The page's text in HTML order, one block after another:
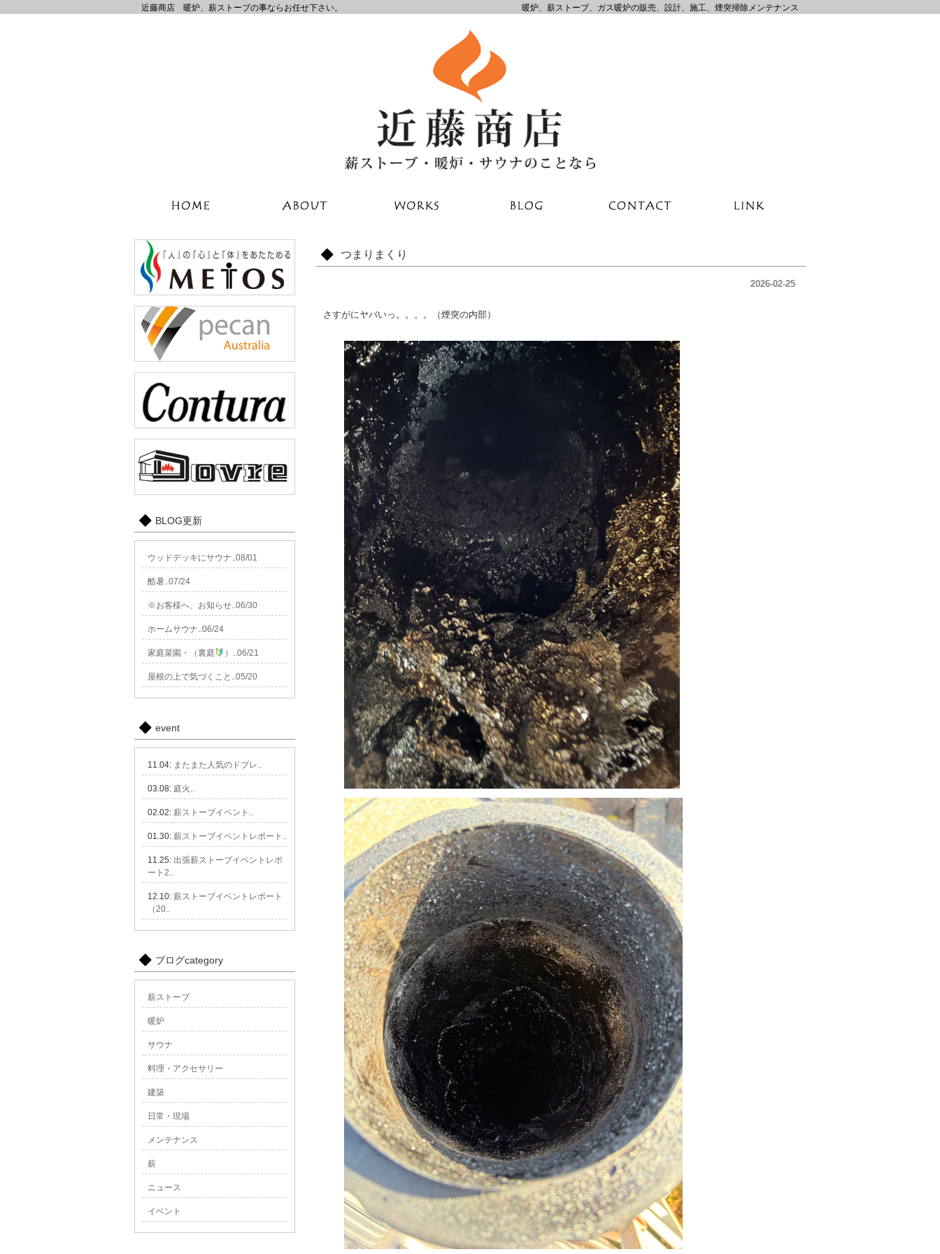
近藤商店 暖炉、薪ストーブの事ならお任せ下さい。 暖炉、薪ストーブ、ガス暖炉の販売、設計、施工、煙突掃除メンテナンス
つまりまくり
2026-02-25
さすがにヤバいっ。。。。（煙突の内部）
BLOG更新
ウッドデッキにサウナ..08/01
酷暑..07/24
※お客様へ、お知らせ..06/30
ホームサウナ..06/24
家庭菜園・（裏庭 ）..06/21
屋根の上で気づくこと..05/20
event
11.04: またまた人気のドブレ..
03.08: 庭火..
02.02: 薪ストーブイベント..
01.30: 薪ストーブイベントレポート..
11.25: 出張薪ストーブイベントレポ
ート2..
12.10: 薪ストーブイベントレポート
（20..
ブログcategory
薪ストーブ
暖炉
サウナ
料理・アクセサリー
建築
日常・現場
メンテナンス
薪
ニュース
イベント